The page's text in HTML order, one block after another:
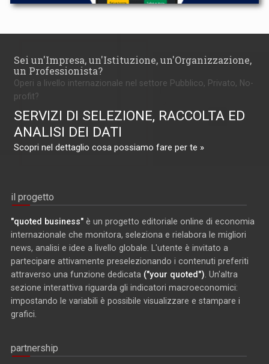
Sei un'Impresa, un'Istituzione, un'Organizzazione,
un Professionista?
Operi a livello internazionale nel settore Pubblico, Privato, No-
profit?
SERVIZI DI SELEZIONE, RACCOLTA ED
ANALISI DEI DATI
Scopri nel dettaglio cosa possiamo fare per te »
il progetto
"quoted business" è un progetto editoriale online di economia
internazionale che monitora, seleziona e rielabora le migliori
news, analisi e idee a livello globale. L'utente è invitato a
partecipare attivamente preselezionando i contenuti preferiti
attraverso una funzione dedicata ("your quoted"). Un'altra
sezione interattiva riguarda gli indicatori macroeconomici:
impostando le variabili è possibile visualizzare e stampare i
grafici.
partnership